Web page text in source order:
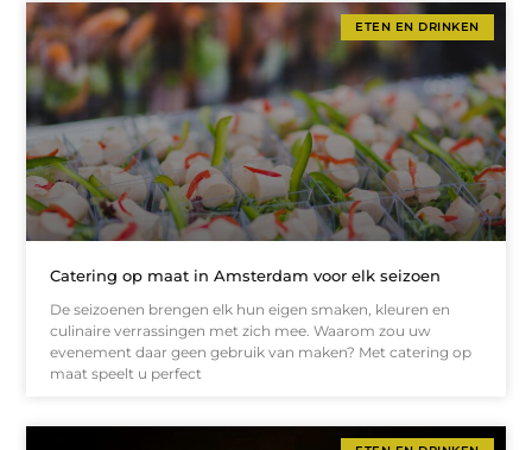
ETEN EN DRINKEN
Catering op maat in Amsterdam voor elk seizoen
De seizoenen brengen elk hun eigen smaken, kleuren en
culinaire verrassingen met zich mee. Waarom zou uw
evenement daar geen gebruik van maken? Met catering op
maat speelt u perfect